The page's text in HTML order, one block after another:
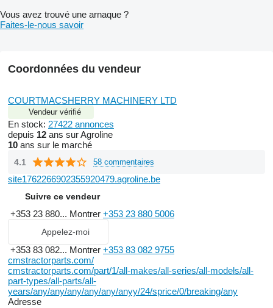
Vous avez trouvé une arnaque ?
Faites-le-nous savoir
Coordonnées du vendeur
COURTMACSHERRY MACHINERY LTD
Vendeur vérifié
En stock: 27422 annonces
depuis 12 ans sur Agroline
10 ans sur le marché
4.1 58 commentaires
site1762266902355920479.agroline.be
Suivre ce vendeur
+353 23 880... Montrer +353 23 880 5006
Appelez-moi
+353 83 082... Montrer +353 83 082 9755
cmstractorparts.com/
cmstractorparts.com/part/1/all-makes/all-series/all-models/all-
part-types/all-parts/all-
years/any/any/any/any/any/anyy/24/sprice/0/breaking/any
Adresse